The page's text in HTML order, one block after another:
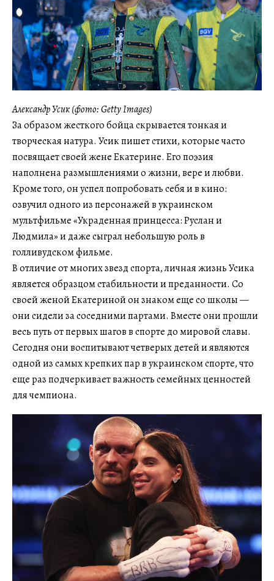
Александр Усик (фото: Getty Images)
За образом жесткого бойца скрывается тонкая и
творческая натура. Усик пишет стихи, которые часто
посвящает своей жене Екатерине. Его поэзия
наполнена размышлениями о жизни, вере и любви.
Кроме того, он успел попробовать себя и в кино:
озвучил одного из персонажей в украинском
мультфильме «Украденная принцесса: Руслан и
Людмила» и даже сыграл небольшую роль в
голливудском фильме.
В отличие от многих звезд спорта, личная жизнь Усика
является образцом стабильности и преданности. Со
своей женой Екатериной он знаком еще со школы —
они сидели за соседними партами. Вместе они прошли
весь путь от первых шагов в спорте до мировой славы.
Сегодня они воспитывают четверых детей и являются
одной из самых крепких пар в украинском спорте, что
еще раз подчеркивает важность семейных ценностей
для чемпиона.